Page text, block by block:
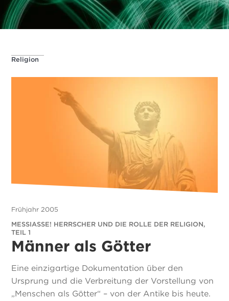
Religion
Frühjahr 2005
MESSIASSE! HERRSCHER UND DIE ROLLE DER RELIGION,
TEIL 1
Männer als Götter
Eine einzigartige Dokumentation über den
Ursprung und die Verbreitung der Vorstellung von
„Menschen als Götter“ – von der Antike bis heute.